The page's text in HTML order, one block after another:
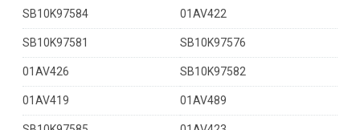
SB10K97584 01AV422
SB10K97581 SB10K97576
01AV426 SB10K97582
01AV419 01AV489